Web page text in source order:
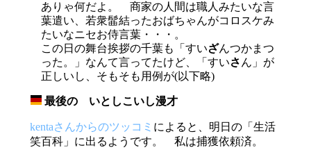
ありゃ何だよ。 商家の人間は職人みたいな言
葉遣い、若衆髷結ったおばちゃんがコロスケみ
たいなニセお侍言葉・・・。
この日の舞台挨拶の千葉も「すいざんつかまつ
った。」なんて言ってたけど、「すいさん」が
正しいし、そもそも用例が(以下略)
最後の いとしこいし漫才
kentaさんからのツッコミ によると、明日の「生活
笑百科」に出るようです。 私は捕獲依頼済。